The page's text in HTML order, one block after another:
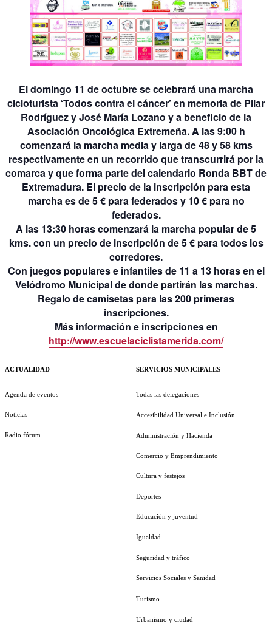
El domingo 11 de octubre se celebrará una marcha
cicloturista ‘Todos contra el cáncer’ en memoria de Pilar
Rodríguez y José María Lozano y a beneficio de la
Asociación Oncológica Extremeña. A las 9:00 h
comenzará la marcha media y larga de 48 y 58 kms
respectivamente en un recorrido que transcurrirá por la
comarca y que forma parte del calendario Ronda BBT de
Extremadura. El precio de la inscripción para esta
marcha es de 5 € para federados y 10 € para no
federados.
A las 13:30 horas comenzará la marcha popular de 5
kms. con un precio de inscripción de 5 € para todos los
corredores.
Con juegos populares e infantiles de 11 a 13 horas en el
Velódromo Municipal de donde partirán las marchas.
Regalo de camisetas para las 200 primeras
inscripciones.
Más información e inscripciones en
http://www.escuelaciclistamerida.com/
ACTUALIDAD
Agenda de eventos
Noticias
Radio fórum
SERVICIOS MUNICIPALES
Todas las delegaciones
Accesibilidad Universal e Inclusión
Administración y Hacienda
Comercio y Emprendimiento
Cultura y festejos
Deportes
Educación y juventud
Igualdad
Seguridad y tráfico
Servicios Sociales y Sanidad
Turismo
Urbanismo y ciudad